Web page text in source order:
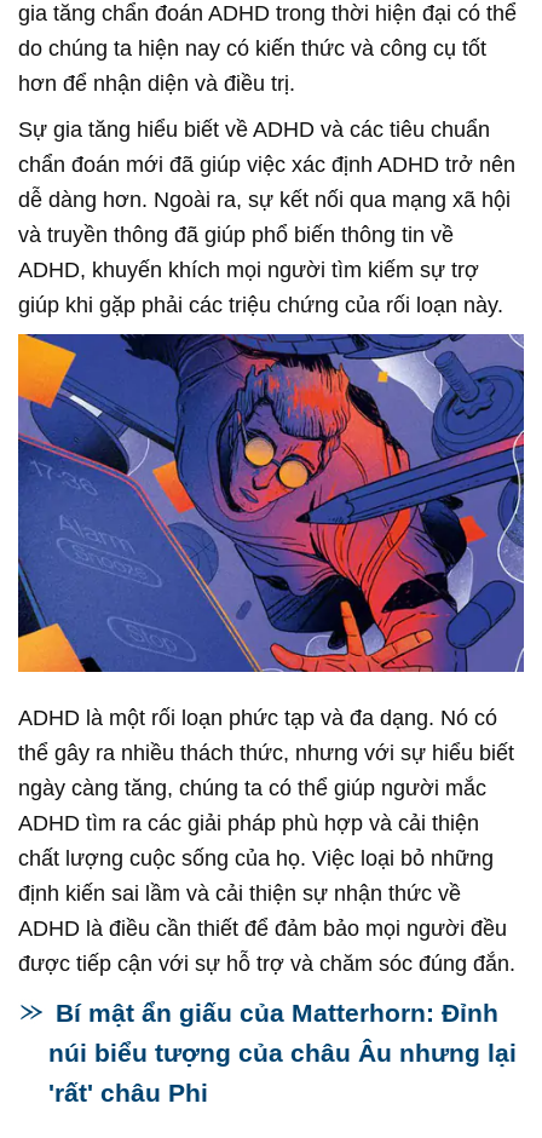
gia tăng chẩn đoán ADHD trong thời hiện đại có thể
do chúng ta hiện nay có kiến thức và công cụ tốt
hơn để nhận diện và điều trị.
Sự gia tăng hiểu biết về ADHD và các tiêu chuẩn
chẩn đoán mới đã giúp việc xác định ADHD trở nên
dễ dàng hơn. Ngoài ra, sự kết nối qua mạng xã hội
và truyền thông đã giúp phổ biến thông tin về
ADHD, khuyến khích mọi người tìm kiếm sự trợ
giúp khi gặp phải các triệu chứng của rối loạn này.
ADHD là một rối loạn phức tạp và đa dạng. Nó có
thể gây ra nhiều thách thức, nhưng với sự hiểu biết
ngày càng tăng, chúng ta có thể giúp người mắc
ADHD tìm ra các giải pháp phù hợp và cải thiện
chất lượng cuộc sống của họ. Việc loại bỏ những
định kiến sai lầm và cải thiện sự nhận thức về
ADHD là điều cần thiết để đảm bảo mọi người đều
được tiếp cận với sự hỗ trợ và chăm sóc đúng đắn.
Bí mật ẩn giấu của Matterhorn: Đỉnh
núi biểu tượng của châu Âu nhưng lại
'rất' châu Phi